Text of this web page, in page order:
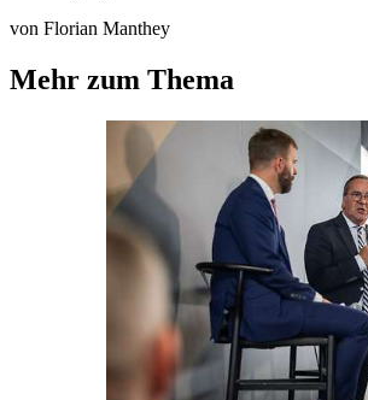
von Florian Manthey
Mehr zum Thema